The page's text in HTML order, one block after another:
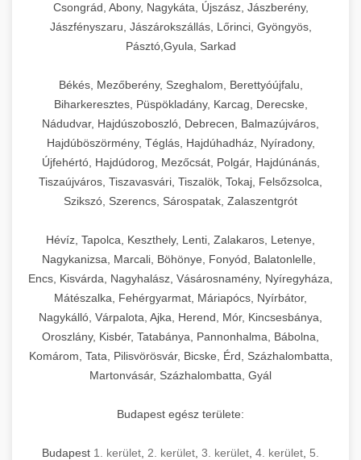
Csongrád, Abony, Nagykáta, Újszász, Jászberény,
Jászfényszaru, Jászárokszállás, Lőrinci, Gyöngyös,
Pásztó,Gyula, Sarkad
Békés, Mezőberény, Szeghalom, Berettyóújfalu,
Biharkeresztes, Püspökladány, Karcag, Derecske,
Nádudvar, Hajdúszoboszló, Debrecen, Balmazújváros,
Hajdúböszörmény, Téglás, Hajdúhadház, Nyíradony,
Újfehértó, Hajdúdorog, Mezőcsát, Polgár, Hajdúnánás,
Tiszaújváros, Tiszavasvári, Tiszalök, Tokaj, Felsőzsolca,
Szikszó, Szerencs, Sárospatak, Zalaszentgrót
Hévíz, Tapolca, Keszthely, Lenti, Zalakaros, Letenye,
Nagykanizsa, Marcali, Böhönye, Fonyód, Balatonlelle,
Encs, Kisvárda, Nagyhalász, Vásárosnamény, Nyíregyháza,
Mátészalka, Fehérgyarmat, Máriapócs, Nyírbátor,
Nagykálló, Várpalota, Ajka, Herend, Mór, Kincsesbánya,
Oroszlány, Kisbér, Tatabánya, Pannonhalma, Bábolna,
Komárom, Tata, Pilisvörösvár, Bicske, Érd, Százhalombatta,
Martonvásár, Százhalombatta, Gyál
Budapest egész területe:
Budapest 1. kerület 2. kerület 3. kerület 4. kerület 5.